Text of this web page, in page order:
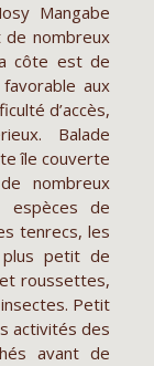
Mangabe
nombreux
côte est de
aux
d’accès,
Balade
île couverte
nombreux
espèces de
tenrecs, les
petit de
roussettes,
Petit
activités des
avant de